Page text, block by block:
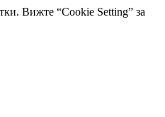
Вижте “Cookie Setting” за